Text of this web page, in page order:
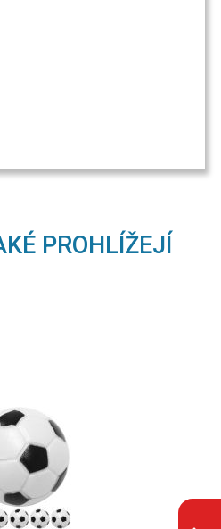
PROHLÍŽEJÍ